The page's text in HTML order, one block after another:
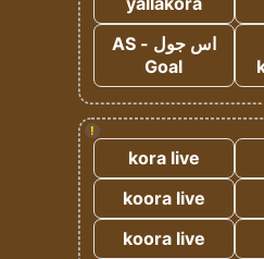
اس جول - AS
Goal
!
kora live
koora live
koora live